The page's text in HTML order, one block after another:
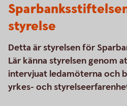
styrelse
Detta är styrelsen för
Lär känna styrelsen genom
intervjuat ledamöterna och
yrkes- och